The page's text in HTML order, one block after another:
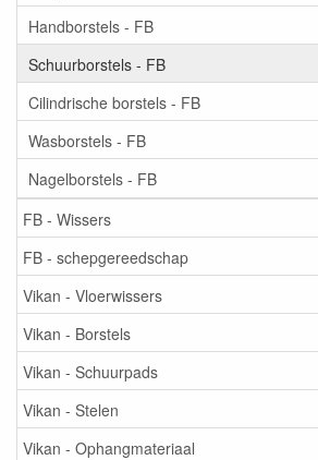
Handborstels - FB
Schuurborstels - FB
Cilindrische borstels - FB
Wasborstels - FB
Nagelborstels - FB
FB - Wissers
FB - schepgereedschap
Vikan - Vloerwissers
Vikan - Borstels
Vikan - Schuurpads
Vikan - Stelen
Vikan - Ophangmateriaal